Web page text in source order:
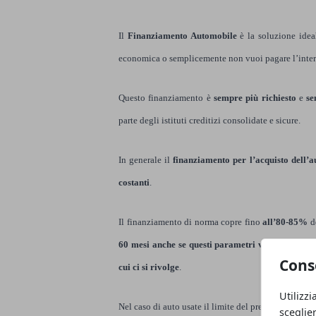
Il Finanziamento Automobileè la soluzione
economica o semplicemente non vuoi pagare
Questo finanziamento è sempre più richiesto e
parte degli istituti creditizi consolidate e sicure.
In generale ilfinanziamento per l’acquisto
costanti.
Il finanziamento di norma copre finoall’80-85%
60 mesi anche se questi parametri variano in
cui ci si rivolge.
Nel caso di auto usate il limite del prestito è legato